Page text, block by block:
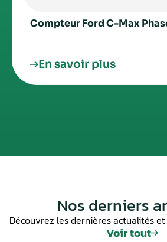
Compteur Ford C-Max
En savoir plus
Nos derniers
Découvrez les dernières actualités
Voir tout